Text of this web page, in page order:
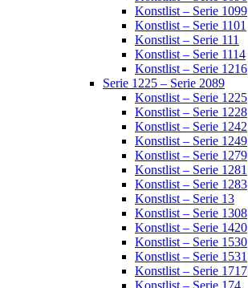
Konstlist – Serie 1099
Konstlist – Serie 1101
Konstlist – Serie 111
Konstlist – Serie 1114
Konstlist – Serie 1216
Serie 1225 – Serie 2089
Konstlist – Serie 1225
Konstlist – Serie 1228
Konstlist – Serie 1242
Konstlist – Serie 1249
Konstlist – Serie 1279
Konstlist – Serie 1281
Konstlist – Serie 1283
Konstlist – Serie 13
Konstlist – Serie 1308
Konstlist – Serie 1420
Konstlist – Serie 1530
Konstlist – Serie 1531
Konstlist – Serie 1717
Konstlist – Serie 174